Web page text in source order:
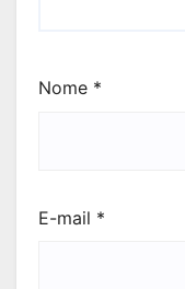
Nome *
E-mail *